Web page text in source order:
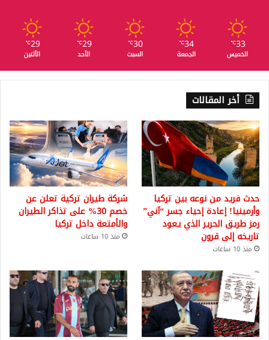
33
℃
الخميس
34
℃
الجمعة
30
℃
السبت
29
℃
الأحد
29
℃
الأثنين
أخر المقالات
حدث فريد من نوعه بين تركيا
وأرمينيا! إعادة إحياء جسر “آني”
رمز طريق الحرير الذي يعود
تاريخه إلى قرون
منذ 10 ساعات
شركة طيران تركية تعلن عن
خصم 30% على تذاكر الطيران
والأمتعة داخل تركيا
منذ 10 ساعات